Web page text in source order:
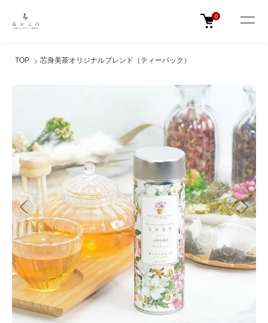
0
TOP 芯身美茶オリジナルブレンド（ティーパック）